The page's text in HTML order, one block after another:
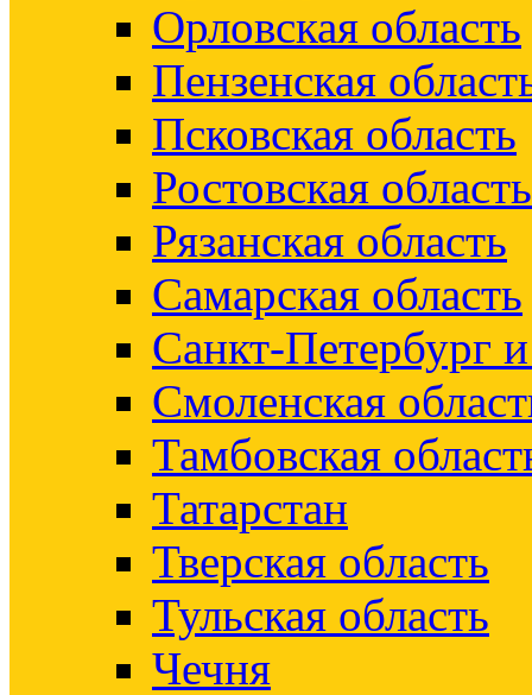
Орловская область
Пензенская
Псковская область
Ростовская область
Рязанская область
Самарская область
Санкт-Петербург
Смоленская
Тамбовская
Татарстан
Тверская область
Тульская область
Чечня